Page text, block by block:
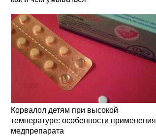
Корвалол детям при высокой
температуре: особенности применения
медпрепарата